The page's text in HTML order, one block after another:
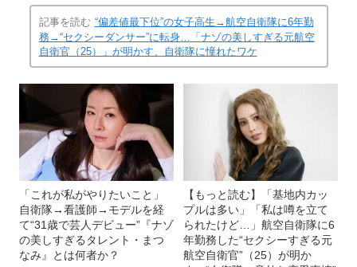
記事を読む “偏差値最下位”の女子高生→航空自衛隊に6年勤
務→“セクシーダンサー”に転身…「ナゾの美しすぎる元航空
自衛官（25）」が明かす、自衛隊に憧れたワケ
「これが私がやりたいこと」
自衛隊→看護師→モデルを経
て“31歳で芸人デビュー”『ナゾ
の美しすぎるタレント・まつ
なみ』とは何者か？
【もっと読む】「基地内カッ
プルは多い」「私は噂を立て
られたけど…」航空自衛隊に6
年勤務した“セクシーすぎる元
航空自衛官”（25）が明か